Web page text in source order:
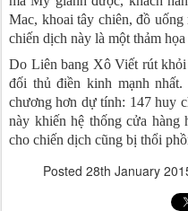
Mac, khoai tây chiên, đồ
chiến dịch này là một thảm
Do Liên bang Xô Viết rút
đối thủ điền kinh mạnh
chương hơn dự tính: 147 huy
này khiến hệ thống cửa hàng
cho chiến dịch cũng bị thổi
Posted 28th January